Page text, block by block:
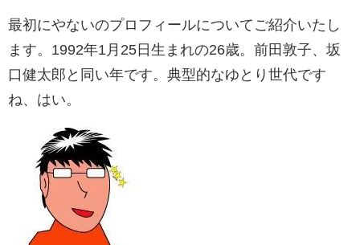
最初にやないのプロフィールについてご紹介いたし
ます。 1992年1月25日生まれの26歳。前田敦子、坂
口健太郎と同い年です。典型的なゆとり世代です
ね、はい。